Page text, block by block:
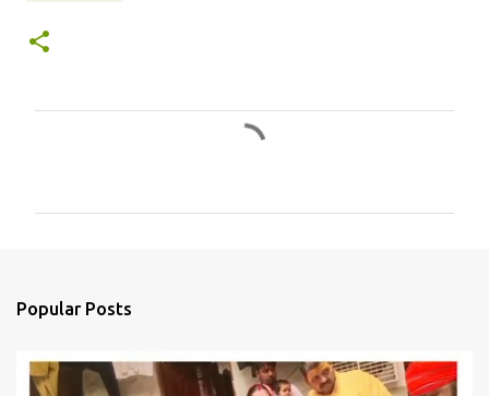
s
Popular Posts